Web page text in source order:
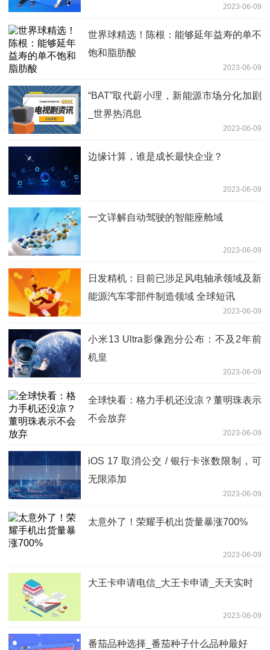
2023-06-09
世界球精选！陈根：能够延年益寿的单不
饱和脂肪酸
2023-06-09
“BAT”取代蔚小理，新能源市场分化加剧
_世界热消息
2023-06-09
边缘计算，谁是成长最快企业？
2023-06-09
一文详解自动驾驶的智能座舱域
2023-06-09
日发精机：目前已涉足风电轴承领域及新
能源汽车零部件制造领域 全球短讯
2023-06-09
小米13 Ultra影像跑分公布：不及2年前
机皇
2023-06-09
全球快看：格力手机还没凉？董明珠表示
不会放弃
2023-06-09
iOS 17 取消公交 / 银行卡张数限制，可
无限添加
2023-06-09
太意外了！荣耀手机出货量暴涨700%
2023-06-09
大王卡申请电信_大王卡申请_天天实时
2023-06-09
番茄品种选择_番茄种子什么品种最好